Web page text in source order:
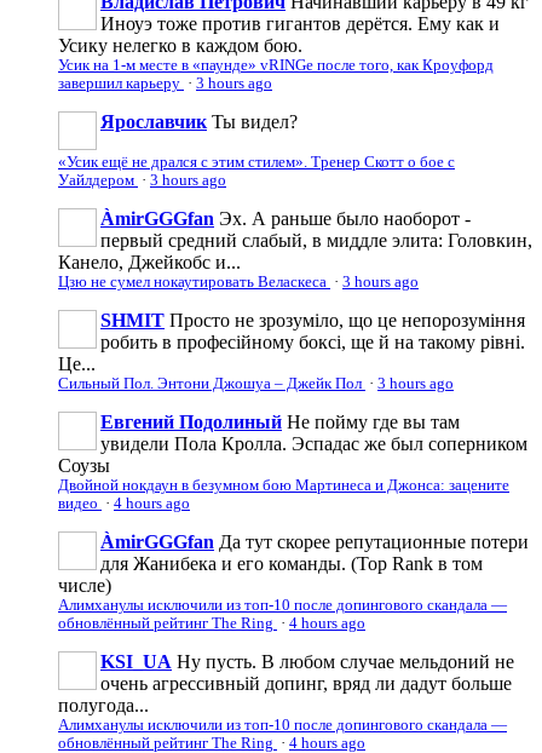
Иноуэ тоже против гигантов дерётся. Ему как и
Усику нелегко в каждом бою.
Усик на 1-м месте в «паунде» vRINGe после того, как Кроуфорд
завершил карьеру · 3 hours ago
Ярославчик Ты видел?
«Усик ещё не дрался с этим стилем». Тренер Скотт о бое с
Уайлдером · 3 hours ago
ÀmirGGGfan Эх. А раньше было наоборот -
первый средний слабый, в миддле элита: Головкин,
Канело, Джейкобс и...
Цзю не сумел нокаутировать Веласкеса · 3 hours ago
SHMIT Просто не зрозуміло, що це непорозуміння
робить в професійному боксі, ще й на такому рівні.
Це...
Сильный Пол. Энтони Джошуа – Джейк Пол · 3 hours ago
Евгений Подолиный Не пойму где вы там
увидели Пола Кролла. Эспадас же был соперником
Соузы
Двойной нокдаун в безумном бою Мартинеса и Джонса: зацените
видео · 4 hours ago
ÀmirGGGfan Да тут скорее репутационные потери
для Жанибека и его команды. (Top Rank в том
числе)
Алимханулы исключили из топ-10 после допингового скандала —
обновлённый рейтинг The Ring · 4 hours ago
KSI_UA Ну пусть. В любом случае мельдоний не
очень агрессивньій допинг, вряд ли дадут больше
полугода...
Алимханулы исключили из топ-10 после допингового скандала —
обновлённый рейтинг The Ring · 4 hours ago